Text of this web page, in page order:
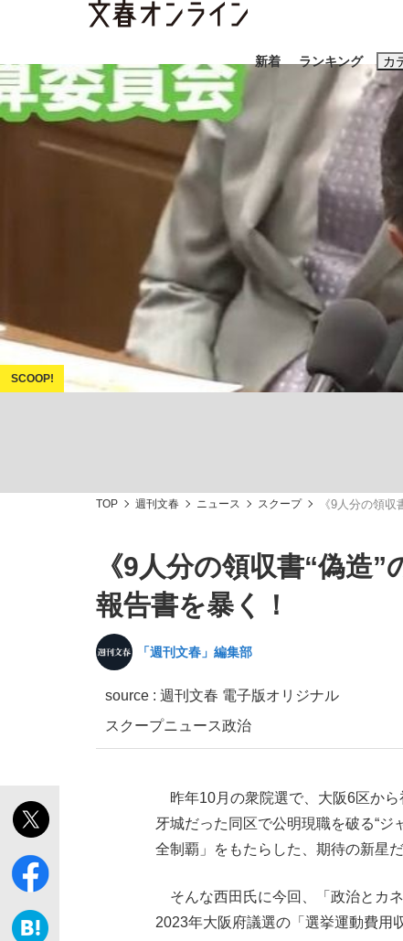
新着 ランキング カ
スクープ ニュー
「90%は失敗する。でも…」本田圭佑が初
「敗因分析は一切聞かれなかった」侍ジ
「目標達成できなかったからと言って…
終戦から81年
キングの誕生を、目撃せよ。
the Style
おすすめの
#藤田晋 #
#玉木雄一郎
TOP 週刊文春 ニュース スクープ 《9人分の領
《9人分の領収書“偽造
報告書を暴く！
「週刊文春」編集部
source : 週刊文春 電子版オリジナル
スクープニュース政治
昨年10月の衆院選で、大阪6区から
牙城だった同区で公明現職を破る“
全制覇」をもたらした、期待の新星だ
そんな西田氏に今回、「政治とカ
2023年大阪府議選の「選挙運動費用